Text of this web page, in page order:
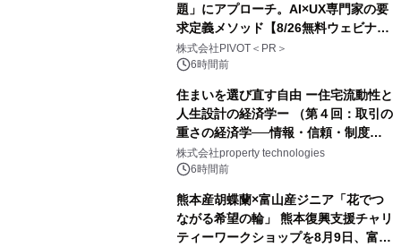
題」にアプローチ。AI×UX専門家の要
求定義メソッド【8/26無料ウェビナ
ー】株式会社PIVOT
株式会社PIVOT＜PR＞
6時間前
住まいを選び直す自由 ー住宅流動性と
人生設計の経済学ー （第４回：取引の
重さの経済学──情報・信頼・制度を
PropTechはどう組み替えるか）｜
PropTech-Lab
株式会社property technologies
6時間前
熊本産胡蝶蘭×富山産ジニア「花でつ
ながる希望の輪」 熊本復興支援チャリ
ティーワークショップを8月9日、富